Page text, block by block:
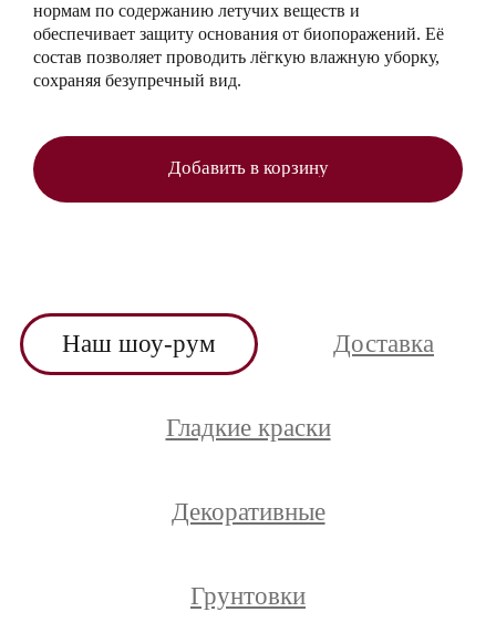
нормам по содержанию летучих веществ и
обеспечивает защиту основания от биопоражений. Её
состав позволяет проводить лёгкую влажную уборку,
сохраняя безупречный вид.
Добавить в корзину
Наш шоу-рум Доставка
Гладкие краски
Декоративные
Грунтовки